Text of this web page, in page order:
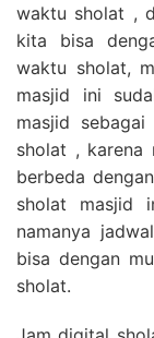
waktu sholat ,
kita bisa
waktu sholat,
masjid ini
masjid
sholat , karena
berbeda
sholat masjid
namanya
bisa dengan
sholat.